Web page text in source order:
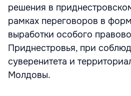
решения в
рамках переговоров в
выработки особого
Приднестровья, при
суверенитета и
Молдовы.